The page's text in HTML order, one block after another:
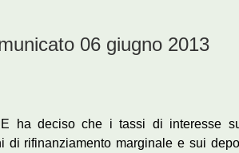
06 giugno 2013
ha deciso che i tassi di interesse
di rifinanziamento marginale e sui